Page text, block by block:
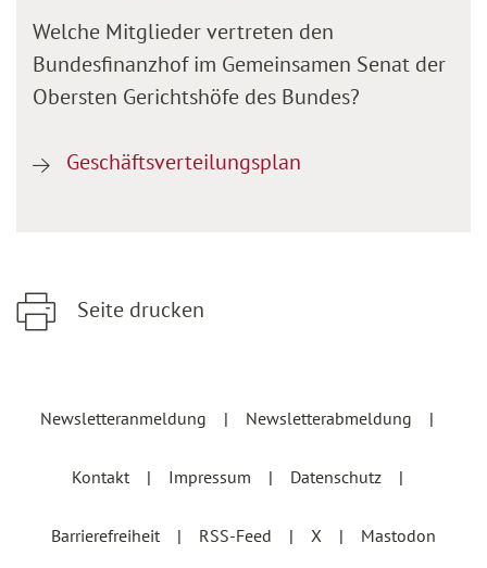
Welche Mitglieder vertreten den
Bundesfinanzhof im Gemeinsamen Senat der
Obersten Gerichtshöfe des Bundes?
Geschäftsverteilungsplan
Seite drucken
Newsletteranmeldung
Newsletterabmeldung
Kontakt Impressum Datenschutz
Barrierefreiheit RSS-Feed X Mastodon